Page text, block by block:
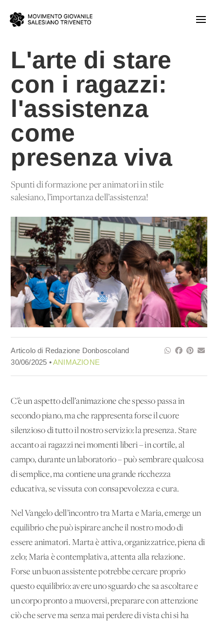
L'arte di stare
con i ragazzi:
l'assistenza
come
presenza viva
Spunti di formazione per animatori in stile
salesiano, l’importanza dell’assistenza!
Articolo di Redazione Donboscoland
30/06/2025 •ANIMAZIONE
C’è un aspetto dell’animazione che spesso passa in
secondo piano, ma che rappresenta forse il cuore
silenzioso di tutto il nostro servizio: la presenza. Stare
accanto ai ragazzi nei momenti liberi – in cortile, al
campo, durante un laboratorio – può sembrare qualcosa
di semplice, ma contiene una grande ricchezza
educativa, se vissuta con consapevolezza e cura.
Nel Vangelo dell’incontro tra Marta e Maria, emerge un
equilibrio che può ispirare anche il nostro modo di
essere animatori. Marta è attiva, organizzatrice, piena di
zelo; Maria è contemplativa, attenta alla relazione.
Forse un buon assistente potrebbe cercare proprio
questo equilibrio: avere uno sguardo che sa ascoltare e
un corpo pronto a muoversi, preparare con attenzione
ciò che serve ma senza mai perdere di vista chi si ha